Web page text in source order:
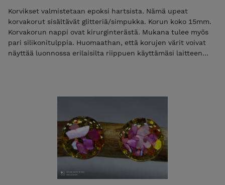
Korvikset valmistetaan epoksi hartsista. Nämä upeat
korvakorut sisältävät glitteriä/simpukka. Korun koko 15mm.
Korvakorun nappi ovat kirurginterästä. Mukana tulee myös
pari silikonitulppia. Huomaathan, että korujen värit voivat
näyttää luonnossa erilaisilta riippuen käyttämäsi laitteen